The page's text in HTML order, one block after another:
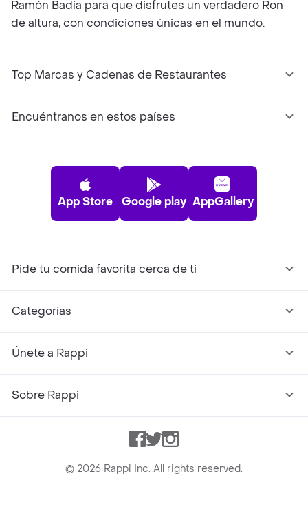
Ramón Badía para que disfrutes un verdadero Ron
de altura, con condiciones únicas en el mundo.
Top Marcas y Cadenas de Restaurantes
Encuéntranos en estos países
App Store Google play AppGallery
Pide tu comida favorita cerca de ti
Categorías
Únete a Rappi
Sobre Rappi
Facebook
TwitterInstagram
© 2026 Rappi Inc. All rights reserved.